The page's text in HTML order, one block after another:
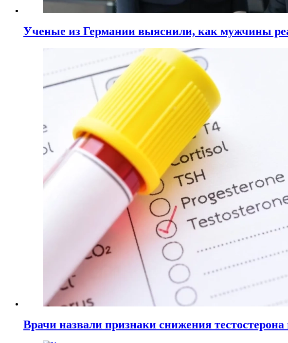
Ученые из Германии выяснили, как мужчины
Врачи назвали признаки снижения тестостерона